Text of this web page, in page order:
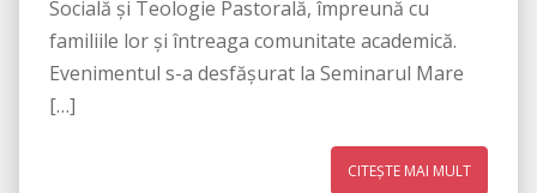
Socială și Teologie Pastorală, împreună cu
familiile lor și întreaga comunitate academică.
Evenimentul s-a desfășurat la Seminarul Mare
[…]
CITEȘTE MAI MULT